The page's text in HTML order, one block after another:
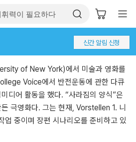
신간 알림 신청
of New York)에서 미술과 영화를
Voice에서 반전운동에 관한 다큐
디어 활동을 했다. “사라짐의 양식”은
극영화다. 그는 현재, Vorstellen 1. 니
업 중이며 장편 시나리오를 준비하고 있